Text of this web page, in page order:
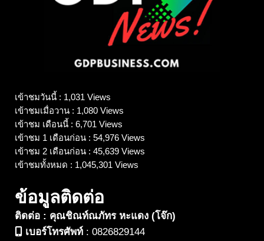
เข้าชมวันนี้ : 1,031 Views
เข้าชมเมื่อวาน : 1,080 Views
เข้าชม เดือนนี้ : 6,701 Views
เข้าชม 1 เดือนก่อน : 54,976 Views
เข้าชม 2 เดือนก่อน : 45,639 Views
เข้าชมทั้งหมด : 1,045,301 Views
ข้อมูลติดต่อ
ติดต่อ : คุณชิณท์ณภัทร หะแดง (โจ๊ก)
เบอร์โทรศัพท์ : 0826829144